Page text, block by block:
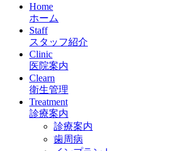
Home
ホーム
Staff
スタッフ紹介
Clinic
医院案内
Clearn
衛生管理
Treatment
診療案内
診療案内
歯周病